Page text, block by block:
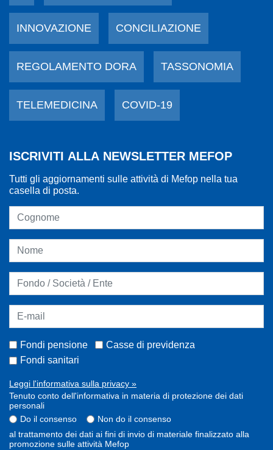
INNOVAZIONE CONCILIAZIONE
REGOLAMENTO DORA TASSONOMIA
TELEMEDICINA COVID-19
ISCRIVITI ALLA NEWSLETTER MEFOP
Tutti gli aggiornamenti sulle attività di Mefop nella tua
casella di posta.
Fondi pensione
Casse di previdenza
Fondi sanitari
Leggi l'informativa sulla privacy »
Tenuto conto dell'informativa in materia di protezione dei dati
personali
Do il consenso
Non do il consenso
al trattamento dei dati ai fini di invio di materiale finalizzato alla
promozione sulle attività Mefop